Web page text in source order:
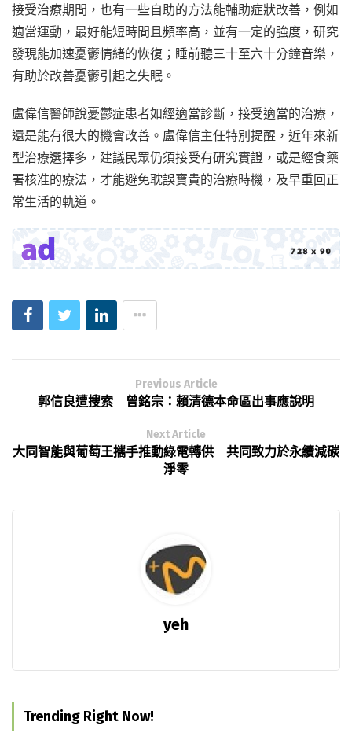
接受治療期間，也有一些自助的方法能輔助症狀改善，例如
適當運動，最好能短時間且頻率高，並有一定的強度，研究
發現能加速憂鬱情緒的恢復；睡前聽三十至六十分鐘音樂，
有助於改善憂鬱引起之失眠。
盧偉信醫師說憂鬱症患者如經適當診斷，接受適當的治療，
還是能有很大的機會改善。盧偉信主任特別提醒，近年來新
型治療選擇多，建議民眾仍須接受有研究實證，或是經食藥
署核准的療法，才能避免耽誤寶貴的治療時機，及早重回正
常生活的軌道。
Previous Article
郭信良遭搜索 曾銘宗：賴清德本命區出事應說明
Next Article
大同智能與葡萄王攜手推動綠電轉供 共同致力於永續減碳
淨零
yeh
Trending Right Now!